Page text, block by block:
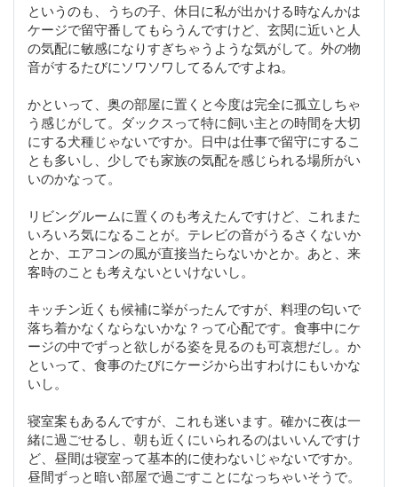
というのも、うちの子、休日に私が出かける時なんかは
ケージで留守番してもらうんですけど、玄関に近いと人
の気配に敏感になりすぎちゃうような気がして。外の物
音がするたびにソワソワしてるんですよね。
かといって、奥の部屋に置くと今度は完全に孤立しちゃ
う感じがして。ダックスって特に飼い主との時間を大切
にする犬種じゃないですか。日中は仕事で留守にするこ
とも多いし、少しでも家族の気配を感じられる場所がい
いのかなって。
リビングルームに置くのも考えたんですけど、これまた
いろいろ気になることが。テレビの音がうるさくないか
とか、エアコンの風が直接当たらないかとか。あと、来
客時のことも考えないといけないし。
キッチン近くも候補に挙がったんですが、料理の匂いで
落ち着かなくならないかな？って心配です。食事中にケ
ージの中でずっと欲しがる姿を見るのも可哀想だし。か
といって、食事のたびにケージから出すわけにもいかな
いし。
寝室案もあるんですが、これも迷います。確かに夜は一
緒に過ごせるし、朝も近くにいられるのはいいんですけ
ど、昼間は寝室って基本的に使わないじゃないですか。
昼間ずっと暗い部屋で過ごすことになっちゃいそうで。